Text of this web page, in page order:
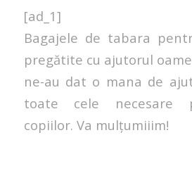
[ad_1]
Bagajele de tabara
pregătite cu ajutorul
ne-au dat o mana de
toate cele necesare
copiilor. Va mulțumiiim!